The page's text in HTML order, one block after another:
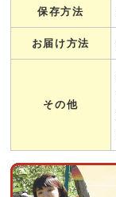
保存方法
お届け方法
その他